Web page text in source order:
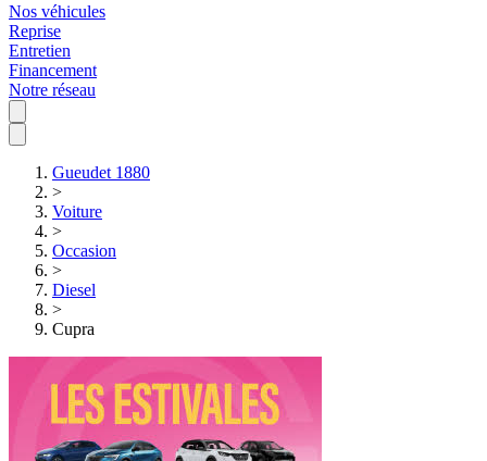
Nos véhicules
Reprise
Entretien
Financement
Notre réseau
Gueudet 1880
>
Voiture
>
Occasion
>
Diesel
>
Cupra